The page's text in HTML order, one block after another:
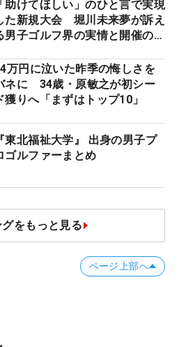
「助けてほしい」のひと言で実現
た新規大会 堀川未来夢が訴え
男子ゴルフ界の実情と開催の舞
万円に泣いた昨季の悔しさを
ネに 34歳・原敏之が初シー
獲りへ「まずはトップ10」
『東北福祉大学』 出身の男子プ
ゴルファーまとめ
をもっと見る
ページ上部へ